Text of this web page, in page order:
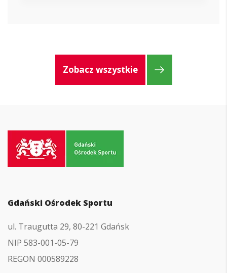
Zobacz wszystkie
strony
Gdański Ośrodek Sportu
ul. Traugutta 29, 80-221 Gdańsk
NIP 583-001-05-79
REGON 000589228